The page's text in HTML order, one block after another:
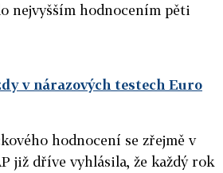
nejvyšším hodnocením pěti
v nárazových testech Euro
hodnocení se zřejmě v
již dříve vyhlásila, že každý rok